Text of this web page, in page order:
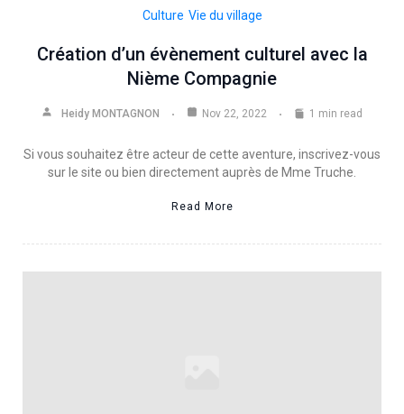
Culture Vie du village
Création d’un évènement culturel avec la
Nième Compagnie
Heidy MONTAGNON Nov 22, 2022 1 min read
Si vous souhaitez être acteur de cette aventure, inscrivez-vous
sur le site ou bien directement auprès de Mme Truche.
Read More